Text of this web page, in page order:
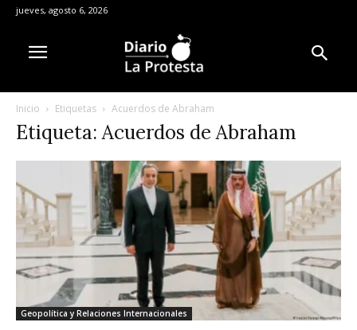
jueves, agosto 6, 2026
Inicio Etiquetas Acuerdos de Abraham
Etiqueta: Acuerdos de Abraham
Geopolítica y Relaciones Internacionales